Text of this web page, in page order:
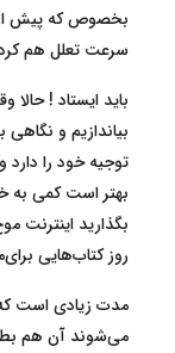
بخصوص که پیش
سرعت تعلل هم
باید ایستاد !
بیاندازیم و
توجیه خود را دارد
بهتر است کمی به
بگذارید اینترنت
روز کتاب‌هایی
مدت زیادی است که
می‌شوند آن هم